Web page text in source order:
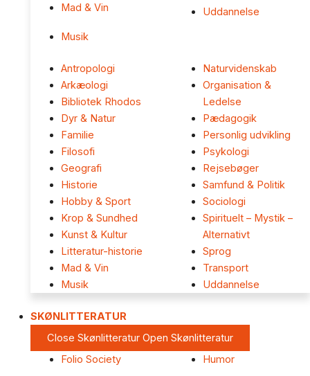
Mad & Vin
Musik
Uddannelse
Antropologi
Arkæologi
Bibliotek Rhodos
Dyr & Natur
Familie
Filosofi
Geografi
Historie
Hobby & Sport
Krop & Sundhed
Kunst & Kultur
Litteratur-historie
Mad & Vin
Musik
Naturvidenskab
Organisation &
Ledelse
Pædagogik
Personlig udvikling
Psykologi
Rejsebøger
Samfund & Politik
Sociologi
Spirituelt – Mystik –
Alternativt
Sprog
Transport
Uddannelse
SKØNLITTERATUR
Close Skønlitteratur Open Skønlitteratur
Folio Society
Humor